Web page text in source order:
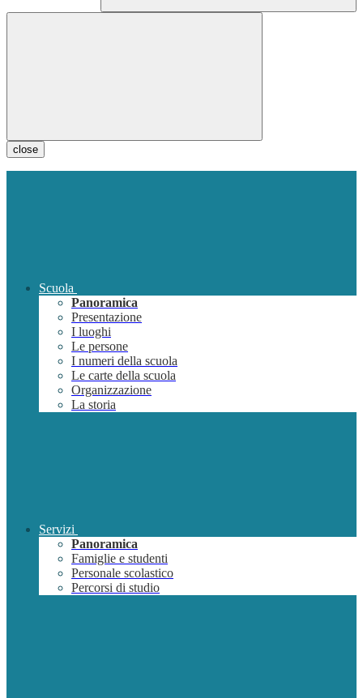
close
Scuola
Panoramica
Presentazione
I luoghi
Le persone
I numeri della scuola
Le carte della scuola
Organizzazione
La storia
Servizi
Panoramica
Famiglie e studenti
Personale scolastico
Percorsi di studio